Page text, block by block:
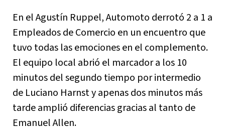
En el Agustín Ruppel, Automoto derrotó 2 a 1 a
Empleados de Comercio en un encuentro que
tuvo todas las emociones en el complemento.
El equipo local abrió el marcador a los 10
minutos del segundo tiempo por intermedio
de Luciano Harnst y apenas dos minutos más
tarde amplió diferencias gracias al tanto de
Emanuel Allen.